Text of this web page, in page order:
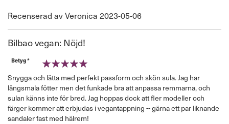
Recenserad avVeronica Publicerat
den
2023-05-06
Bilbao vegan: Nöjd!
Betyg *
Snygga och lätta med perfekt passform och skön sula. Jag har
långsmala fötter men det funkade bra att anpassa remmarna, och
sulan känns inte för bred. Jag hoppas dock att fler modeller och
färger kommer att erbjudas i vegantappning -- gärna ett par liknande
sandaler fast med hälrem!